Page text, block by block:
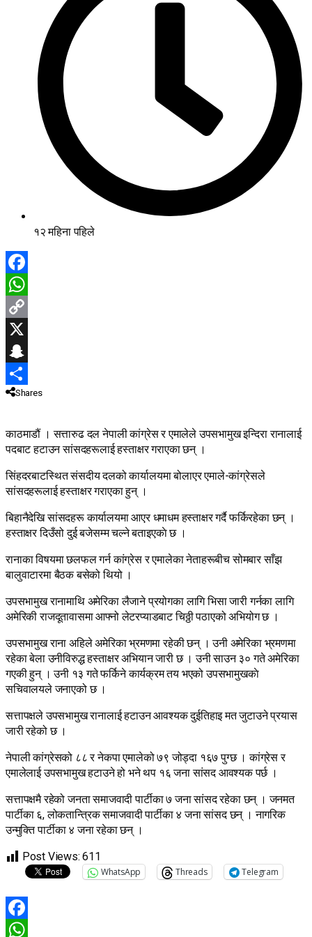
१२ महिना पहिले
Facebook
WhatsApp
Copy
Link
X
Snapchat
Share
Shares
काठमाडौं । सत्तारुढ दल नेपाली कांग्रेस र एमालेले उपसभामुख इन्दिरा रानालाई
पदबाट हटाउन सांसदहरूलाई हस्ताक्षर गराएका छन् ।
सिंहदरबाटस्थित संसदीय दलको कार्यालयमा बोलाएर एमाले-कांग्रेसले
सांसदहरूलाई हस्ताक्षर गराएका हुन् ।
बिहानैदेखि सांसदहरू कार्यालयमा आएर धमाधम हस्ताक्षर गर्दै फर्किरहेका छन् ।
हस्ताक्षर दिउँसो दुई बजेसम्म चल्ने बताइएकाे छ ।
रानाका विषयमा छलफल गर्न कांग्रेस र एमालेका नेताहरूबीच सोमबार साँझ
बालुवाटारमा बैठक बसेको थियो ।
उपसभामुख रानामाथि अमेरिका लैजाने प्रयोगका लागि भिसा जारी गर्नका लागि
अमेरिकी राजदूतावासमा आफ्नो लेटरप्याडबाट चिठ्ठी पठाएको अभियोग छ ।
उपसभामुख राना अहिले अमेरिका भ्रमणमा रहेकी छन् । उनी अमेरिका भ्रमणमा
रहेका बेला उनीविरुद्ध हस्ताक्षर अभियान जारी छ । उनी साउन ३० गते अमेरिका
गएकी हुन् । उनी १३ गते फर्किने कार्यक्रम तय भएको उपसभामुखकाे
सचिवालयले जनाएको छ ।
सत्तापक्षले उपसभामुख रानालाई हटाउन आवश्यक दुईतिहाइ मत जुटाउने प्रयास
जारी रहेको छ ।
नेपाली कांग्रेसको ८८ र नेकपा एमालेको ७९ जोड्दा १६७ पुग्छ । कांग्रेस र
एमालेलाई उपसभामुख हटाउने हो भने थप १६ जना सांसद आवश्यक पर्छ ।
सत्तापक्षमै रहेको जनता समाजवादी पार्टीका ७ जना सांसद रहेका छन् । जनमत
पार्टीका ६, लोकतान्त्रिक समाजवादी पार्टीका ४ जना सांसद छन् । नागरिक
उन्मुक्ति पार्टीका ४ जना रहेका छन् ।
Post Views: 611
WhatsApp Threads Telegram
Facebook